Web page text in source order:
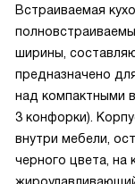
большой ужин. Все
неприятных
день. И это все
В общем, я очень
сочетает в себе
Всем рекомендую!
Встраиваемая
ширины,
предназначено
над компактными
3 конфорки).
внутри мебели,
черного цвета,